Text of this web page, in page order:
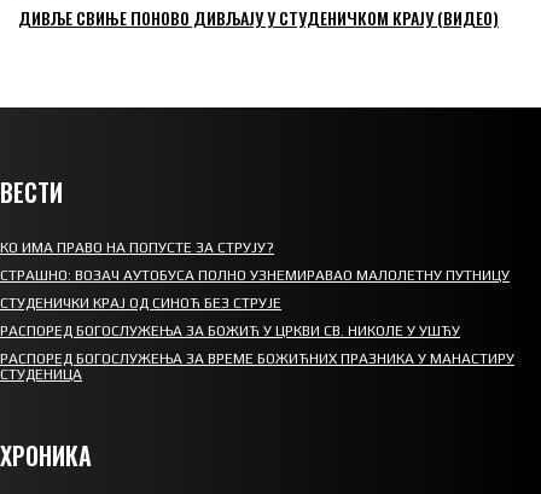
ДИВЉЕ СВИЊЕ ПОНОВО ДИВЉАЈУ У СТУДЕНИЧКОМ КРАЈУ (ВИДЕО)
ВЕСТИ
КО ИМА ПРАВО НА ПОПУСТЕ ЗА СТРУЈУ?
СТРАШНО: ВОЗАЧ АУТОБУСА ПОЛНО УЗНЕМИРАВАО МАЛОЛЕТНУ ПУТНИЦУ
СТУДЕНИЧКИ КРАЈ ОД СИНОЋ БЕЗ СТРУЈЕ
РАСПОРЕД БОГОСЛУЖЕЊА ЗА БОЖИЋ У ЦРКВИ СВ. НИКОЛЕ У УШЋУ
РАСПОРЕД БОГОСЛУЖЕЊА ЗА ВРЕМЕ БОЖИЋНИХ ПРАЗНИКА У МАНАСТИРУ
СТУДЕНИЦА
ХРОНИКА